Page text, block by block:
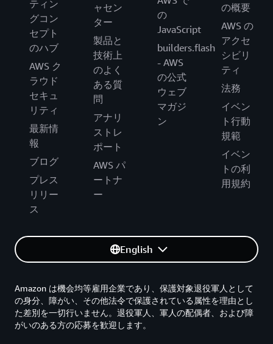
ティン
グコン
セプト
のハブ
AWS ク
ラウド
セキュ
リティ
最新情
報
ブログ
プレス
リリー
ス
ャセン
ター
製品と
技術上
のよく
ある質
問
アナリ
ストレ
ポート
AWS パ
ートナ
ー
の
JavaScript
builders.flash
- AWS
の公式
ウェブ
マガジ
ン
の概要
AWS の
アクセ
シビリ
ティ
法務
イベン
ト行動
規範
イベン
トの利
用規約
English
Amazon は機会均等雇用企業であり、保護対象退役軍人として
の身分、障がい、その他法令で保護されている属性を理由とし
た差別を一切行いません。退役軍人、軍人の配偶者、および障
がいのある方の応募を歓迎します。